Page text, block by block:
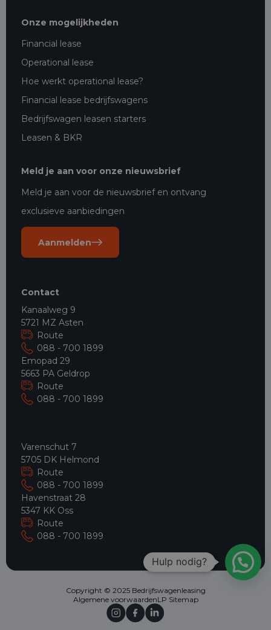
Onze mogelijkheden
Financial lease
Operational lease
Hoe werkt operational lease?
Financial lease bedrijfswagens
Bedrijfswagen leasen starters
Leasen & BKR
Meld je aan voor onze nieuwsbrief
Meld je aan voor de nieuwsbrief en ontvang
exclusieve aanbiedingen
Aanmelden
Contact
Kanaalweg 9
5721 MZ Asten
Route
088 - 700 1899
Emopad 29
5663 PA Geldrop
Route
088 - 700 1899
Varenschut 7
5705 DK Helmond
Route
088 - 700 1899
Havenstraat 28
5347 KK Oss
Route
088 - 700 1899
Copyright © 2025 Bedrijfswagenleasing
Algemene voorwaardenLP Sitemap
Hulp nodig?